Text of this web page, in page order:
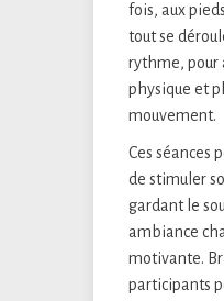
fois, aux
tout se
rythme, pour
physique et
mouvement.
Ces séances
de stimuler
gardant le
ambiance
motivante.
participants